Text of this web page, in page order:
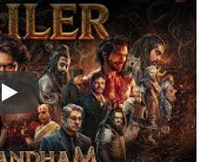
Play